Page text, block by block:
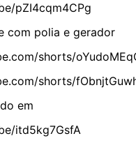
pZI4cqm4CPg
com polia e gerador
shorts/
shorts/
em
itd5kg7GsfA